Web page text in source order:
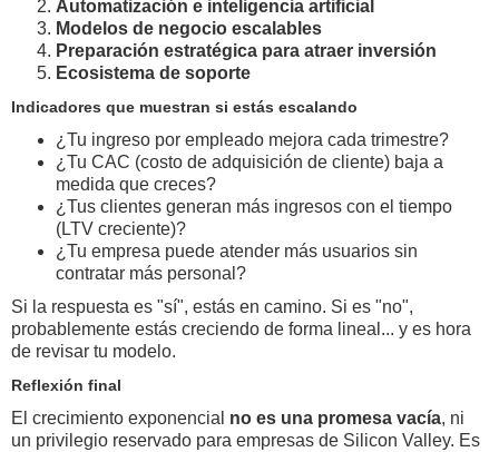
Automatización e inteligencia artificial
Modelos de negocio escalables
Preparación estratégica para atraer inversión
Ecosistema de soporte
Indicadores que muestran si estás escalando
¿Tu ingreso por empleado mejora cada trimestre?
¿Tu CAC (costo de adquisición de cliente) baja a
medida que creces?
¿Tus clientes generan más ingresos con el tiempo
(LTV creciente)?
¿Tu empresa puede atender más usuarios sin
contratar más personal?
Si la respuesta es "sí", estás en camino. Si es "no",
probablemente estás creciendo de forma lineal... y es hora
de revisar tu modelo.
Reflexión final
El crecimiento exponencial no es una promesa vacía, ni
un privilegio reservado para empresas de Silicon Valley. Es